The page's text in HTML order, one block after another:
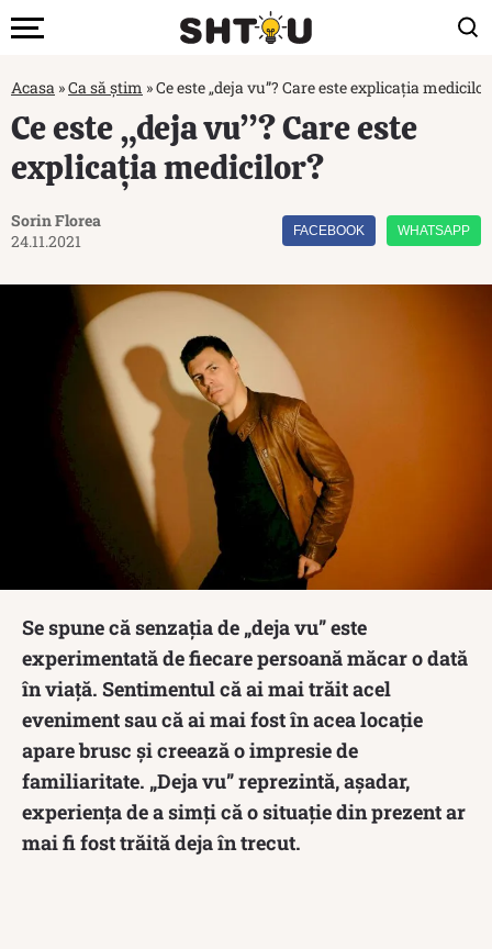
Acasa »Ca să știm »Ce este „deja vu”? Care este explicația
Ce este „deja vu”? Care este
explicația medicilor?
Sorin Florea
24.11.2021
FACEBOOK WHATSAPP
Se spune că senzația de „deja vu” este
experimentată de fiecare persoană măcar o dată
în viață. Sentimentul că ai mai trăit acel
eveniment sau că ai mai fost în acea locație
apare brusc și creează o impresie de
familiaritate. „Deja vu” reprezintă, așadar,
experiența de a simți că o situație din prezent ar
mai fi fost trăită deja în trecut.